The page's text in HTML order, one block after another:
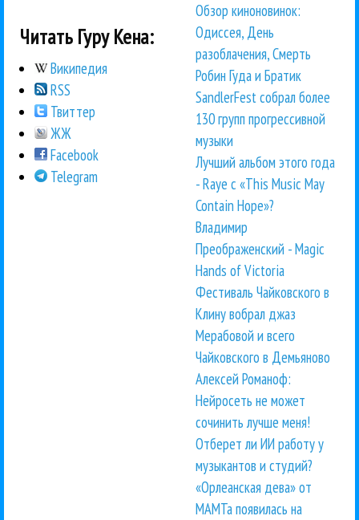
Читать Гуру Кена:
Википедия
RSS
Твиттер
ЖЖ
Facebook
Telegram
Обзор киноновинок:
Одиссея, День
разоблачения, Смерть
Робин Гуда и Братик
SandlerFest собрал более
130 групп прогрессивной
музыки
Лучший альбом этого года
- Raye с «This Music May
Contain Hope»?
Владимир
Преображенский - Magic
Hands of Victoria
Фестиваль Чайковского в
Клину вобрал джаз
Мерабовой и всего
Чайковского в Демьяново
Алексей Романоф:
Нейросеть не может
сочинить лучше меня!
Отберет ли ИИ работу у
музыкантов и студий?
«Орлеанская дева» от
МАМТа появилась на